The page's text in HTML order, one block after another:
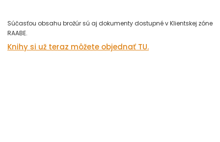
Súčasťou obsahu brožúr sú aj dokumenty dostupné v Klientskej zóne
RAABE.
Knihy si už teraz môžete objednať TU.